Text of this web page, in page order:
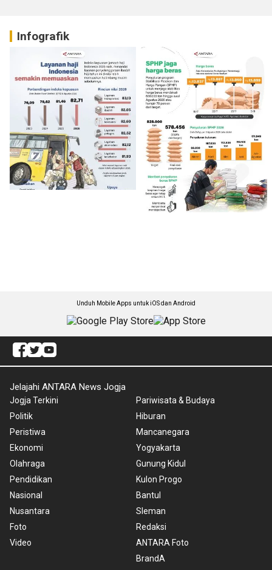
Infografik
Unduh Mobile Apps untuk iOS dan Android
Jelajahi ANTARA News Jogja
Jogja Terkini
Politik
Peristiwa
Ekonomi
Olahraga
Pendidikan
Nasional
Nusantara
Foto
Video
Pariwisata & Budaya
Hiburan
Mancanegara
Yogyakarta
Gunung Kidul
Kulon Progo
Bantul
Sleman
Redaksi
ANTARA Foto
BrandA